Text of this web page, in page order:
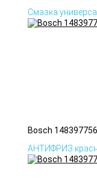
Смазка
Bosch
АНТИФРИЗ